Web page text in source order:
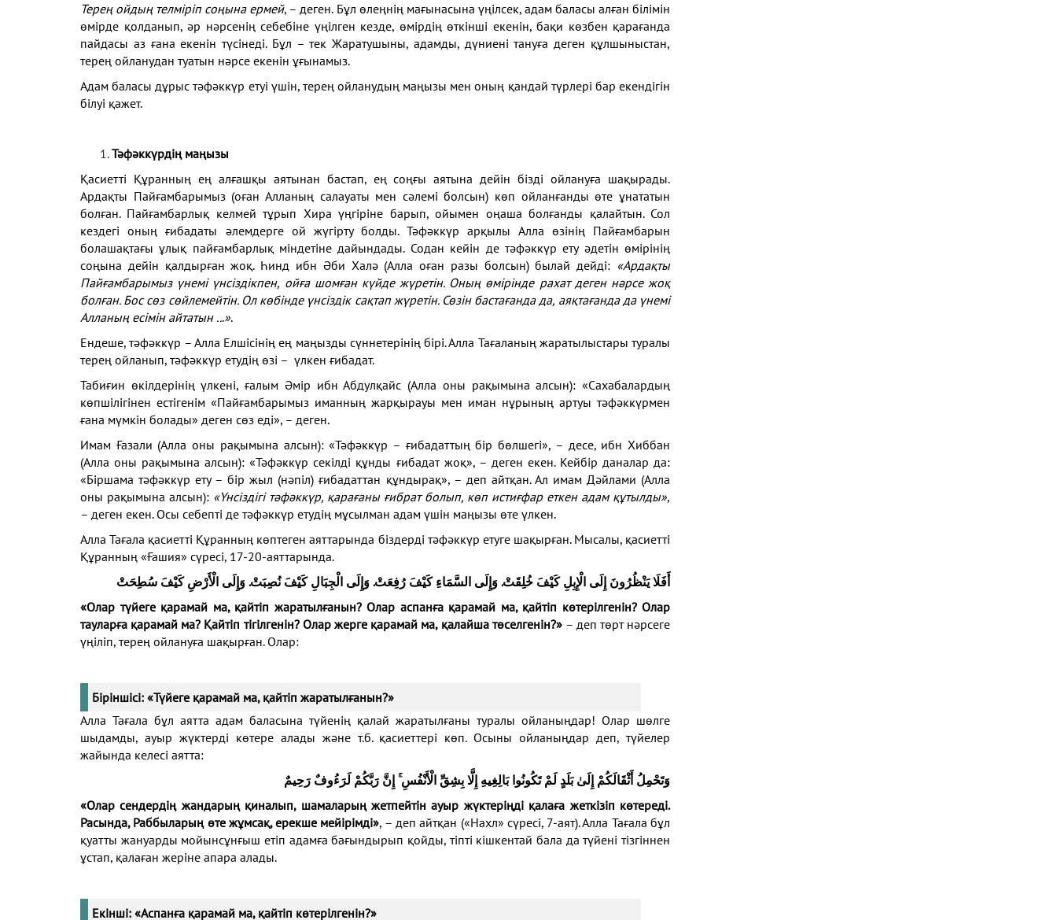
Терең ойдың телміріп соңына ермей, – деген. Бұл өлеңнің мағынасына үңілсек, адам баласы алған білімін
өмірде қолданып, әр нәрсенің себебіне үңілген кезде, өмірдің өткінші екенін, бақи көзбен қарағанда
пайдасы аз ғана екенін түсінеді. Бұл – тек Жаратушыны, адамды, дүниені тануға деген құлшыныстан,
терең ойланудан туатын нәрсе екенін ұғынамыз.
Адам баласы дұрыс тәфәккүр етуі үшін, терең ойланудың маңызы мен оның қандай түрлері бар екендігін
білуі қажет.
Тәфәккүрдің маңызы
Қасиетті Құранның ең алғашқы аятынан бастап, ең соңғы аятына дейін бізді ойлануға шақырады.
Ардақты Пайғамбарымыз (оған Алланың салауаты мен сәлемі болсын) көп ойланғанды өте ұнататын
болған. Пайғамбарлық келмей тұрып Хира үңгіріне барып, ойымен оңаша болғанды қалайтын. Сол
кездегі оның ғибадаты әлемдерге ой жүгірту болды. Тәфәккүр арқылы Алла өзінің Пайғамбарын
болашақтағы ұлық пайғамбарлық міндетіне дайындады. Содан кейін де тәфәккүр ету әдетін өмірінің
соңына дейін қалдырған жоқ. Һинд ибн Әби Халә (Алла оған разы болсын) былай дейді: «Ардақты
Пайғамбарымыз үнемі үнсіздікпен, ойға шомған күйде жүретін. Оның өмірінде рахат деген нәрсе жоқ
болған. Бос сөз сөйлемейтін. Ол көбінде үнсіздік сақтап жүретін. Сөзін бастағанда да, аяқтағанда да үнемі
Алланың есімін айтатын ...».
Ендеше, тәфәккүр – Алла Елшісінің ең маңызды сүннетерінің бірі. Алла Тағаланың жаратылыстары туралы
терең ойланып, тәфәккүр етудің өзі – үлкен ғибадат.
Табиғин өкілдерінің үлкені, ғалым Әмір ибн Абдулқайс (Алла оны рақымына алсын): «Сахабалардың
көпшілігінен естігенім «Пайғамбарымыз иманның жарқырауы мен иман нұрының артуы тәфәккүрмен
ғана мүмкін болады» деген сөз еді», – деген.
Имам Ғазали (Алла оны рақымына алсын): «Тәфәккүр – ғибадаттың бір бөлшегі», – десе, ибн Хиббан
(Алла оны рақымына алсын): «Тәфәккүр секілді құнды ғибадат жоқ», – деген екен. Кейбір даналар да:
«Біршама тәфәккүр ету – бір жыл (нәпіл) ғибадаттан құндырақ», – деп айтқан. Ал имам Дәйлами (Алла
оны рақымына алсын): «Үнсіздігі тәфәккүр, қарағаны ғибрат болып, көп истиғфар еткен адам құтылды»,
– деген екен. Осы себепті де тәфәккүр етудің мұсылман адам үшін маңызы өте үлкен.
Алла Тағала қасиетті Құранның көптеген аяттарында біздерді тәфәккүр етуге шақырған. Мысалы, қасиетті
Құранның «Ғашия» сүресі, 17-20-аяттарында.
أَفَلَا يَنْظُرُونَ إِلَى الْإِبِلِ كَيْفَ خُلِقَتْ. وَإِلَى السَّمَاءِ كَيْفَ رُفِعَتْ. وَإِلَى الْجِبَالِ كَيْفَ نُصِبَتْ. وَإِلَى الْأَرْضِ كَيْفَ سُطِحَتْ
«Олар түйеге қарамай ма, қайтіп жаратылғанын? Олар аспанға қарамай ма, қайтіп көтерілгенін? Олар
тауларға қарамай ма? Қайтіп тігілгенін? Олар жерге қарамай ма, қалайшатөселгенін?» – деп төрт нәрсеге
үңіліп, терең ойлануға шақырған. Олар:
Біріншісі: «Түйеге қарамай ма, қайтіп жаратылғанын?»
Алла Тағала бұл аятта адам баласына түйенің қалай жаратылғаны туралы ойланыңдар! Олар шөлге
шыдамды, ауыр жүктерді көтере алады және т.б. қасиеттері көп. Осыны ойланыңдар деп, түйелер
жайында келесі аятта:
وَتَحْمِلُ أَثْقَالَكُمْ إِلَىٰ بَلَدٍ لَمْ تَكُونُوا بَالِغِيهِ إِلَّا بِشِقِّ الْأَنْفُسِ ۚ إِنَّ رَبَّكُمْ لَرَءُوفٌ رَحِيمٌ
«Оларсендердің жандарың қиналып, шамаларың жетпейтін ауыр жүктеріңді қалаға жеткізіп көтереді.
Расында,Раббыларың өте жұмсақ, ерекше мейірімді», – деп айтқан («Нахл» сүресі, 7-аят). Алла Тағала бұл
қуатты жануарды мойынсұнғыш етіп адамға бағындырып қойды, тіпті кішкентай бала да түйені тізгіннен
ұстап, қалаған жеріне апара алады.
Екінші: «Аспанға қарамай ма, қайтіп көтерілгенін?»